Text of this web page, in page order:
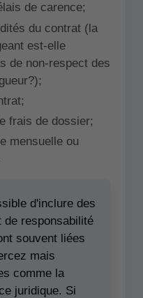
de carence;
du contrat (la
est-elle
de non-respect des
frais de dossier;
mensuelle ou
d'inclure des
de responsabilité
souvent liées
mais
comme la
juridique. Si